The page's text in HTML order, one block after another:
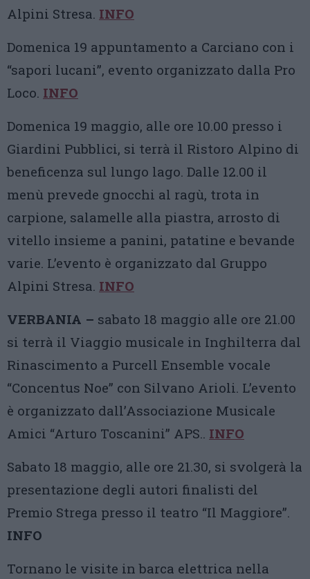
Alpini Stresa. INFO
Domenica 19 appuntamento a Carciano con i
“sapori lucani”, evento organizzato dalla Pro
Loco. INFO
Domenica 19 maggio, alle ore 10.00 presso i
Giardini Pubblici, si terrà il Ristoro Alpino di
beneficenza sul lungo lago. Dalle 12.00 il
menù prevede gnocchi al ragù, trota in
carpione, salamelle alla piastra, arrosto di
vitello insieme a panini, patatine e bevande
varie. L’evento è organizzato dal Gruppo
Alpini Stresa. INFO
VERBANIA – sabato 18 maggio alle ore 21.00
si terrà il Viaggio musicale in Inghilterra dal
Rinascimento a Purcell Ensemble vocale
“Concentus Noe” con Silvano Arioli. L’evento
è organizzato dall’Associazione Musicale
Amici “Arturo Toscanini” APS.. INFO
Sabato 18 maggio, alle ore 21.30, si svolgerà la
presentazione degli autori finalisti del
Premio Strega presso il teatro “Il Maggiore”.
INFO
Tornano le visite in barca elettrica nella